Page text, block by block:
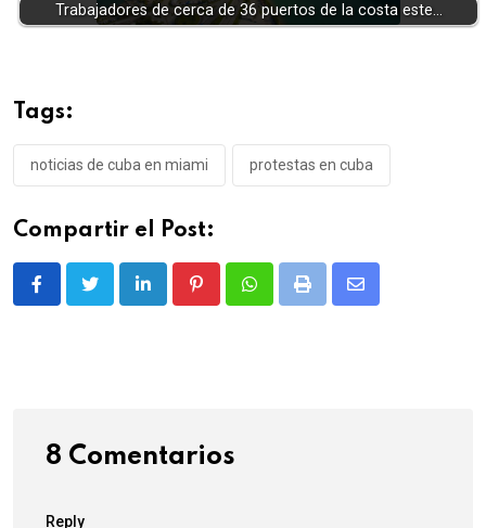
Trabajadores de cerca de 36 puertos de la costa este…
Tags:
noticias de cuba en miami protestas en cuba
Compartir el Post:
LinkedIn PinterestWhatsappPrint
Share
8 Comentarios
Reply